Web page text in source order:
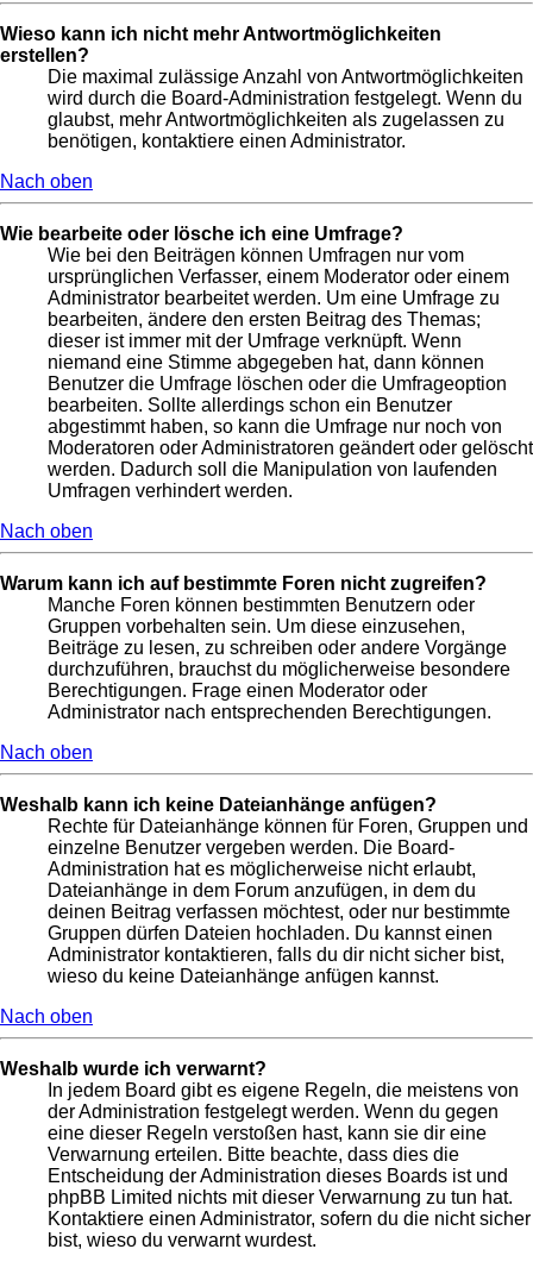
Wieso kann ich nicht mehr Antwortmöglichkeiten
erstellen?
Die maximal zulässige Anzahl von Antwortmöglichkeiten
wird durch die Board-Administration festgelegt. Wenn du
glaubst, mehr Antwortmöglichkeiten als zugelassen zu
benötigen, kontaktiere einen Administrator.
Nach oben
Wie bearbeite oder lösche ich eine Umfrage?
Wie bei den Beiträgen können Umfragen nur vom
ursprünglichen Verfasser, einem Moderator oder einem
Administrator bearbeitet werden. Um eine Umfrage zu
bearbeiten, ändere den ersten Beitrag des Themas;
dieser ist immer mit der Umfrage verknüpft. Wenn
niemand eine Stimme abgegeben hat, dann können
Benutzer die Umfrage löschen oder die Umfrageoption
bearbeiten. Sollte allerdings schon ein Benutzer
abgestimmt haben, so kann die Umfrage nur noch von
Moderatoren oder Administratoren geändert oder gelöscht
werden. Dadurch soll die Manipulation von laufenden
Umfragen verhindert werden.
Nach oben
Warum kann ich auf bestimmte Foren nicht zugreifen?
Manche Foren können bestimmten Benutzern oder
Gruppen vorbehalten sein. Um diese einzusehen,
Beiträge zu lesen, zu schreiben oder andere Vorgänge
durchzuführen, brauchst du möglicherweise besondere
Berechtigungen. Frage einen Moderator oder
Administrator nach entsprechenden Berechtigungen.
Nach oben
Weshalb kann ich keine Dateianhänge anfügen?
Rechte für Dateianhänge können für Foren, Gruppen und
einzelne Benutzer vergeben werden. Die Board-
Administration hat es möglicherweise nicht erlaubt,
Dateianhänge in dem Forum anzufügen, in dem du
deinen Beitrag verfassen möchtest, oder nur bestimmte
Gruppen dürfen Dateien hochladen. Du kannst einen
Administrator kontaktieren, falls du dir nicht sicher bist,
wieso du keine Dateianhänge anfügen kannst.
Nach oben
Weshalb wurde ich verwarnt?
In jedem Board gibt es eigene Regeln, die meistens von
der Administration festgelegt werden. Wenn du gegen
eine dieser Regeln verstoßen hast, kann sie dir eine
Verwarnung erteilen. Bitte beachte, dass dies die
Entscheidung der Administration dieses Boards ist und
phpBB Limited nichts mit dieser Verwarnung zu tun hat.
Kontaktiere einen Administrator, sofern du die nicht sicher
bist, wieso du verwarnt wurdest.